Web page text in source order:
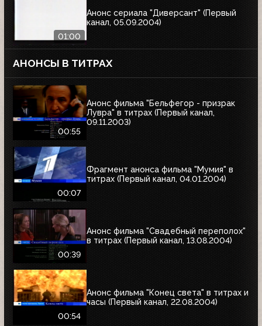
01:00
Анонс сериала "Диверсант" (Первый
канал, 05.09.2004)
АНОНСЫ В ТИТРАХ
00:55
Анонс фильма "Бельфегор - призрак
Лувра" в титрах (Первый канал,
09.11.2003)
00:07
Фрагмент анонса фильма "Мумия" в
титрах (Первый канал, 04.01.2004)
00:39
Анонс фильма "Свадебный переполох"
в титрах (Первый канал, 13.08.2004)
00:54
Анонс фильма "Конец света" в титрах и
часы (Первый канал, 22.08.2004)